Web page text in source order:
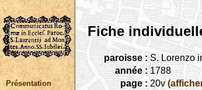
Présentation
Fiche
paroisse : S. Lorenzo
année : 1788
page : 20v